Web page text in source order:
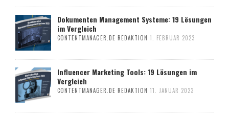
Dokumenten Management Systeme: 19 Lösungen
im Vergleich
CONTENTMANAGER.DE REDAKTION 1. FEBRUAR 2023
Influencer Marketing Tools: 19 Lösungen im
Vergleich
CONTENTMANAGER.DE REDAKTION 11. JANUAR 2023